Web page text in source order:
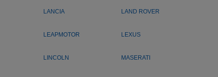
LANCIA LAND ROVER
LEAPMOTOR LEXUS
LINCOLN MASERATI